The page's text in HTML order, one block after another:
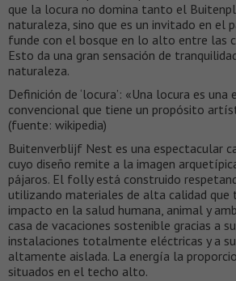
que la locura no domina tanto el
naturaleza, sino que es un invitado en el
funde con el bosque en lo alto entre las
Esto da una gran sensación de
naturaleza.
Definición de ‘locura’: «Una locura es
convencional que tiene un propósito
(fuente: wikipedia)
Buitenverblijf Nest es una espectacular
cuyo diseño remite a la imagen
pájaros. El folly está construido
utilizando materiales de alta calidad que
impacto en la salud humana, animal y
casa de vacaciones sostenible gracias a
instalaciones totalmente eléctricas y a
altamente aislada. La energía la
situados en el techo alto.